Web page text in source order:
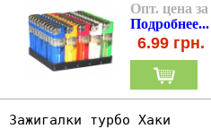
Опт. цена
Подробнее...
6.99 грн.
Зажигалки турбо Хаки